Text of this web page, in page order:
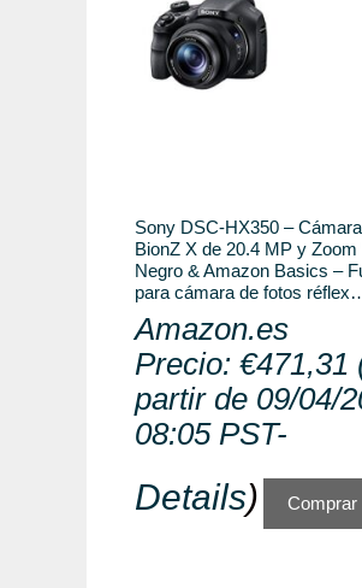
Sony DSC-HX350 –
BionZ X de 20.4 MP y Zoom
Negro & Amazon Basics –
para cámara de fotos
Amazon.es
Precio: €471,31
partir de 09/04/
08:05 PST-
Details) Comprar